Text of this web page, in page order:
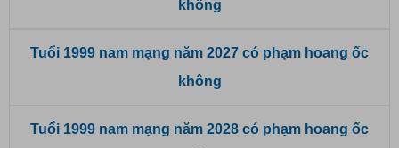
không
Tuổi 1999 nam mạng năm 2027 có phạm hoang ốc
không
Tuổi 1999 nam mạng năm 2028 có phạm hoang ốc